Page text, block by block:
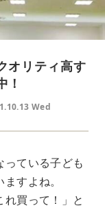
オリティ高す
！
Wed
っている子ども
すよね。
買って！」と